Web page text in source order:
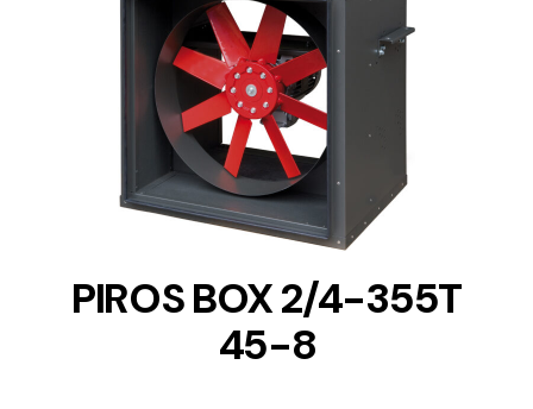
DETAILS
PIROS BOX 2/4-355T
45-8